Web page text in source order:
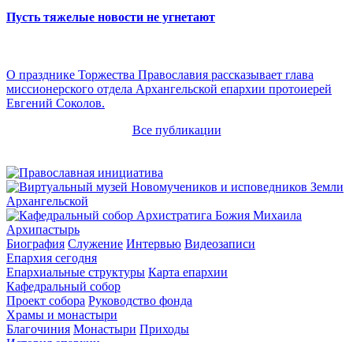
Пусть тяжелые новости не угнетают
О празднике Торжества Православия рассказывает глава
миссионерского отдела Архангельской епархии протоиерей
Евгений Соколов.
Все публикации
Архипастырь
Биография Служение Интервью Видеозаписи
Епархия сегодня
Епархиальные структуры Карта епархии
Кафедральный собор
Проект собора Руководство фонда
Храмы и монастыри
Благочиния Монастыри Приходы